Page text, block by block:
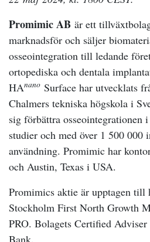
Promimic AB är ett
marknadsför och säljer
osseointegration till ledande
ortopediska och dentala
HAnano Surface har utvecklats
Chalmers tekniska högskola i
sig förbättra osseointegrationen
studier och med över 1 500
användning. Promimic har
och Austin, Texas i USA.
Promimics aktie är upptagen till
Stockholm First North Growth
PRO. Bolagets Certified
Bank.